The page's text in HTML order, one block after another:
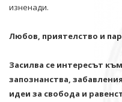
изненади.
Любов, приятелство и
Засилва се интересът
запознанства,
идеи за свобода и